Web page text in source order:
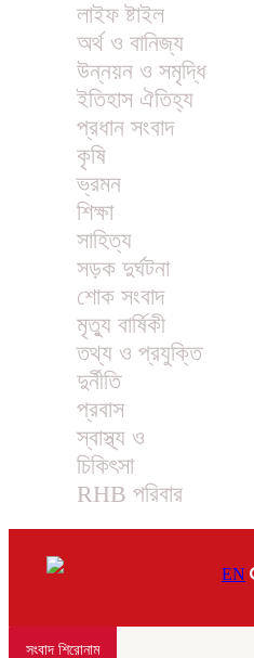
লাইফ ষ্টাইল
অর্থ ও বানিজ্য
উন্নয়ন ও সমৃদ্ধি
ইতিহাস ঐতিহ্য
প্রধান সংবাদ
কৃষি
ভ্রমন
শিক্ষা
সাহিত্য
সড়ক দুর্ঘটনা
শোক সংবাদ
মৃত্যু বার্ষিকী
তথ্য ও প্রযুক্তি
দুর্নীতি
প্রবাস
স্বাস্থ্য ও
চিকিৎসা
RHB পরিবার
EN
সংবাদ শিরোনাম